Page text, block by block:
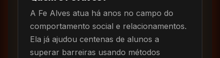
A Fe Alves atua há anos no campo do
comportamento social e relacionamentos.
Ela já ajudou centenas de alunos a
superar barreiras usando métodos